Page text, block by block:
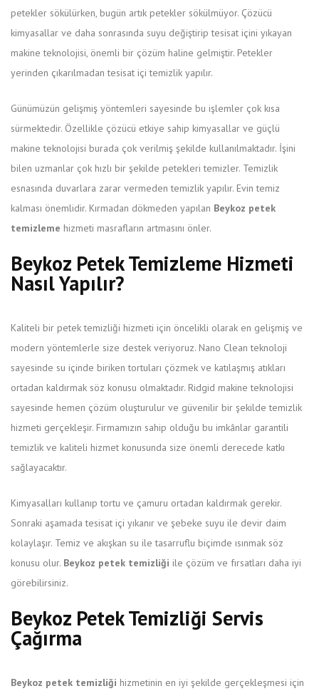
petekler sökülürken, bugün artık petekler sökülmüyor. Çözücü
kimyasallar ve daha sonrasında suyu değiştirip tesisat içini yıkayan
makine teknolojisi, önemli bir çözüm haline gelmiştir. Petekler
yerinden çıkarılmadan tesisat içi temizlik yapılır.
Günümüzün gelişmiş yöntemleri sayesinde bu işlemler çok kısa
sürmektedir. Özellikle çözücü etkiye sahip kimyasallar ve güçlü
makine teknolojisi burada çok verilmiş şekilde kullanılmaktadır. İşini
bilen uzmanlar çok hızlı bir şekilde petekleri temizler. Temizlik
esnasında duvarlara zarar vermeden temizlik yapılır. Evin temiz
kalması önemlidir. Kırmadan dökmeden yapılan Beykoz petek
temizleme hizmeti masrafların artmasını önler.
Beykoz Petek Temizleme Hizmeti
Nasıl Yapılır?
Kaliteli bir petek temizliği hizmeti için öncelikli olarak en gelişmiş ve
modern yöntemlerle size destek veriyoruz. Nano Clean teknoloji
sayesinde su içinde biriken tortuları çözmek ve katılaşmış atıkları
ortadan kaldırmak söz konusu olmaktadır. Ridgid makine teknolojisi
sayesinde hemen çözüm oluşturulur ve güvenilir bir şekilde temizlik
hizmeti gerçekleşir. Firmamızın sahip olduğu bu imkânlar garantili
temizlik ve kaliteli hizmet konusunda size önemli derecede katkı
sağlayacaktır.
Kimyasalları kullanıp tortu ve çamuru ortadan kaldırmak gerekir.
Sonraki aşamada tesisat içi yıkanır ve şebeke suyu ile devir daim
kolaylaşır. Temiz ve akışkan su ile tasarruflu biçimde ısınmak söz
konusu olur. Beykoz petek temizliği ile çözüm ve fırsatları daha iyi
görebilirsiniz.
Beykoz Petek Temizliği Servis
Çağırma
Beykoz petek temizliği hizmetinin en iyi şekilde gerçekleşmesi için